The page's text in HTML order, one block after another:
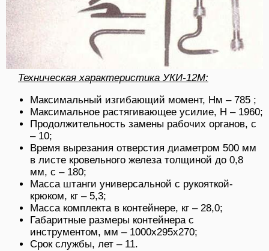
Техническая характеристика УКИ-12М:
Максимальный изгибающий момент, Нм – 785 ;
Максимальное растягивающее усилие, Н – 1960;
Продолжительность замены рабочих органов, с
– 10;
Время вырезания отверстия диаметром 500 мм
в листе кровельного железа толщиной до 0,8
мм, с – 180;
Масса штанги универсальной с рукояткой-
крюком, кг – 5,3;
Масса комплекта в контейнере, кг – 28,0;
Габаритные размеры контейнера с
инструментом, мм – 1000х295х270;
Срок службы, лет – 11.